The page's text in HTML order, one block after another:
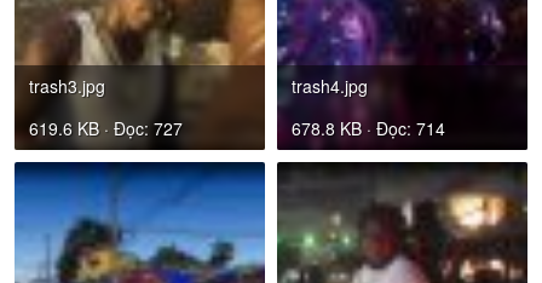
trash3.jpg
619.6 KB · Đọc: 727
trash4.jpg
678.8 KB · Đọc: 714